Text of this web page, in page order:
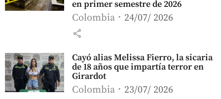
en primer semestre de 2026
Colombia 24/07/ 2026
share
Cayó alias Melissa Fierro, la sicaria
de 18 años que impartía terror en
Girardot
Colombia 23/07/ 2026